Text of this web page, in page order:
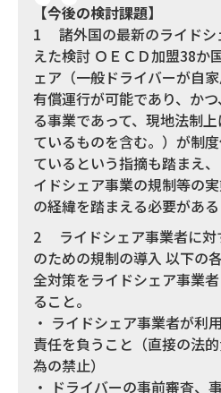
【今後の検討課題】
1 諸外国の最新のライドシ
えた検討 ＯＥＣＤ加盟38か
ェア（一般ドライバーが自
有償運行が可能であり、か
る事業であって、現地法制
ているものを含む。）が制
ているという指摘も踏まえ
イドシェア事業の規制等の
の経緯を踏まえる必要がある
2 ライドシェア事業者に対
のための規制の導入 以下の
全対策をライドシェア事業
ること。
・ ライドシェア事業者が利
責任を負うこと（直接の法
為の禁止）
・ ドライバーの事前審査、